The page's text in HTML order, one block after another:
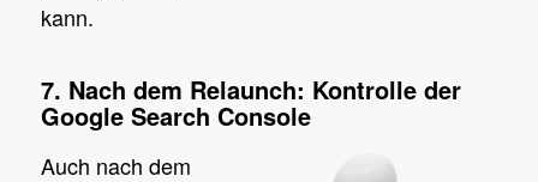
kann.
7. Nach dem Relaunch: Kontrolle der
Google Search Console
Auch nach dem